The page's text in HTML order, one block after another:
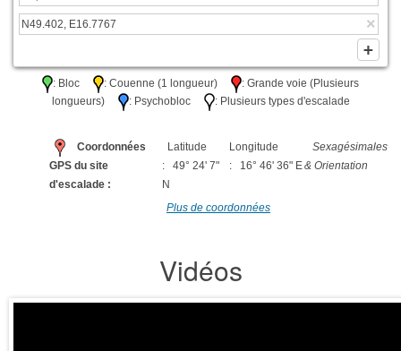
: Bloc : Couenne (1 longueur)
: Grande voie (Plusieurs
longueurs)
: Psychobloc : Plusieurs types d'escalade
Coordonnées
GPS du site
d'escalade :
Latitude
: 49° 24' 7"
N
Longitude
: 16° 46' 36" E
Sexagésimales
& Orientation
Plus de coordonnées
Vidéos